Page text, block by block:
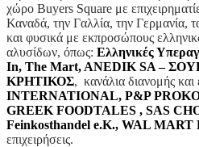
χώρο Buyers Square με
Καναδά, την Γαλλία, την Γερμανία,
και φυσικά με εκπροσώπους
αλυσίδων, όπως: Ελληνικές
In, The Mart, ANEDIK SA –
ΚΡΗΤΙΚΟΣ, κανάλια διανομής
INTERNATIONAL, P&P
GREEK FOODTALES , SAS
Feinkosthandel e.K., WAL MART
επιχειρήσεις.